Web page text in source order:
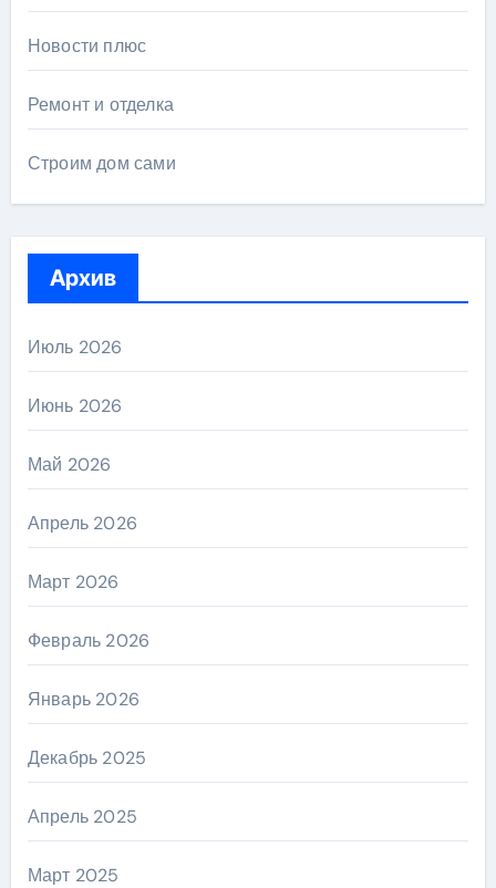
Новости плюс
Ремонт и отделка
Строим дом сами
Архив
Июль 2026
Июнь 2026
Май 2026
Апрель 2026
Март 2026
Февраль 2026
Январь 2026
Декабрь 2025
Апрель 2025
Март 2025